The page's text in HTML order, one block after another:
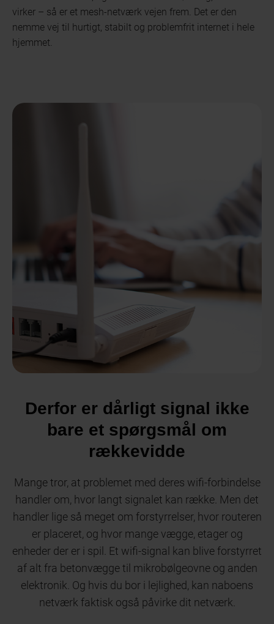
virker – så er et mesh-netværk vejen frem. Det er den
nemme vej til hurtigt, stabilt og problemfrit internet i hele
hjemmet.
Derfor er dårligt signal ikke
bare et spørgsmål om
rækkevidde
Mange tror, at problemet med deres wifi-forbindelse
handler om, hvor langt signalet kan række. Men det
handler lige så meget om forstyrrelser, hvor routeren
er placeret, og hvor mange vægge, etager og
enheder der er i spil. Et wifi-signal kan blive forstyrret
af alt fra betonvægge til mikrobølgeovne og anden
elektronik. Og hvis du bor i lejlighed, kan naboens
netværk faktisk også påvirke dit netværk.